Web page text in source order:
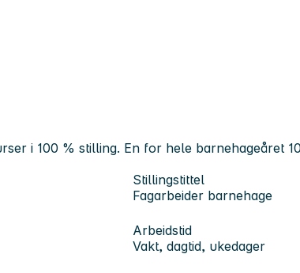
i 100 % stilling. En for hele barnehageåret
Stillingstittel
Fagarbeider barnehage
Arbeidstid
Vakt, dagtid, ukedager